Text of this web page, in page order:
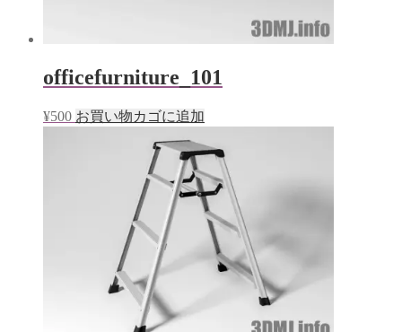
officefurniture_101
¥500 お買い物カゴに追加